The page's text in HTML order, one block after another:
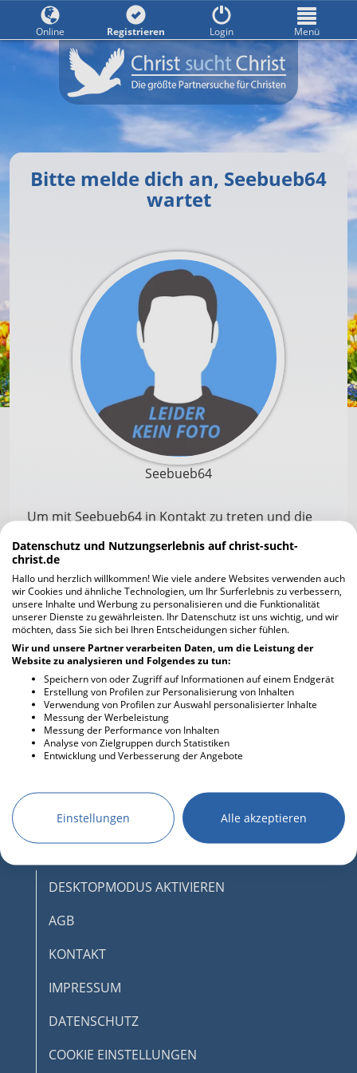
Bitte melde dich an, Seebueb64
wartet
Seebueb64
Um mit Seebueb64 in Kontakt zu treten und die
registrieren. Die Anmeldung geht schnell und ist
unverbindlich und kostenlos.
Jetzt kostenlos registrieren
Ich habe bereits einen Account
Online Registrieren Login Menü
DESKTOPMODUS AKTIVIEREN
AGB
KONTAKT
IMPRESSUM
DATENSCHUTZ
COOKIE EINSTELLUNGEN
Datenschutz und Nutzungserlebnis auf christ-sucht-
christ.de
Hallo und herzlich willkommen! Wie viele andere Websites verwenden auch
wir Cookies und ähnliche Technologien, um Ihr Surferlebnis zu verbessern,
unsere Inhalte und Werbung zu personalisieren und die Funktionalität
unserer Dienste zu gewährleisten. Ihr Datenschutz ist uns wichtig, und wir
möchten, dass Sie sich bei Ihren Entscheidungen sicher fühlen.
Wir und unsere Partner verarbeiten Daten, um die Leistung der
Website zu analysieren und Folgendes zu tun:
Speichern von oder Zugriff auf Informationen auf einem Endgerät
Erstellung von Profilen zur Personalisierung von Inhalten
Verwendung von Profilen zur Auswahl personalisierter Inhalte
Messung der Werbeleistung
Messung der Performance von Inhalten
Analyse von Zielgruppen durch Statistiken
Entwicklung und Verbesserung der Angebote
Einstellungen Alle akzeptieren